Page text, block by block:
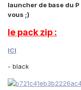
launcher de base du
vous ;)
le pack zip :
ICI
- black